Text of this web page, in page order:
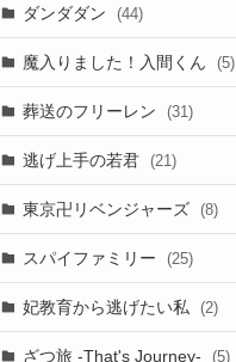
ダンダダン (44)
魔入りました！入間くん (5)
葬送のフリーレン (31)
逃げ上手の若君 (21)
東京卍リベンジャーズ (8)
スパイファミリー (25)
妃教育から逃げたい私 (2)
ざつ旅 -That's Journey- (5)